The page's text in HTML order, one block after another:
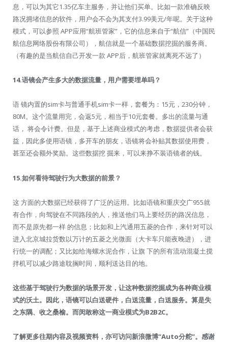
息，可以为其它1.35亿车主服务，并让他们买单。比如一款准确反映
路况拥堵信息的软件，用户会不会为其支付3.99美元/年呢。关于这种
模式，可以参照 APP应用“航班管家”，它的信息来自于“航信”（中国民
航信息网络股份有限公司），航信就是一个基础数据挖掘的服务商。
（有趣的是当航信自己开发一款 APP后，航班管家就离死不远了）
14.语镜会产生多大的数据流量，用户需要埋单吗？
语 镜内置的sim卡与普通手机sim卡一样，套餐为：15元，230分钟，
80M。这个流量用完，会返5元，相当于10元套餐。多出的流量与通
话， 将会令计费。但是，基于上述商业模式的考虑，数据提供者会获
益，因此多使用语镜，多开车的朋友，语镜将会补贴其数据使用费，
甚至还会额外奖励。这些数据挖 掘来，可以来挣不装语镜者的钱。
15.如何看待驾驶行为大数据的前景？
这 方面的大数据已经获得了广泛的运用。比如语镜和重庆交广955就
有合作，向驾驶在不同路段的人，推送他们马上要经历的路况信息，
而不是原先都一样 的信息；比如和上汽通用五菱的合作，来针对可以
进入北京城拉货数以万计的五菱之光微面（大卡车只能夜晚进），进
行统一的调配；又比如给海螺水泥合作，让旗 下的所有流动混凝土搅
拌机可以减少路途耽搁时间，顺利送达目的地。
这些基于驾驶行为数据的场景开发，让这种数据挖掘成为各种商业模
式的沃土。因此，语镜可以白送硬件，白送流量，白送服务。算是失
之东隅、收之桑榆。而闵敢称这一商业模式为B2B2C。
了解更多往期内容及视频资料，亦可访问新浪微博“Auto分舵”。感谢